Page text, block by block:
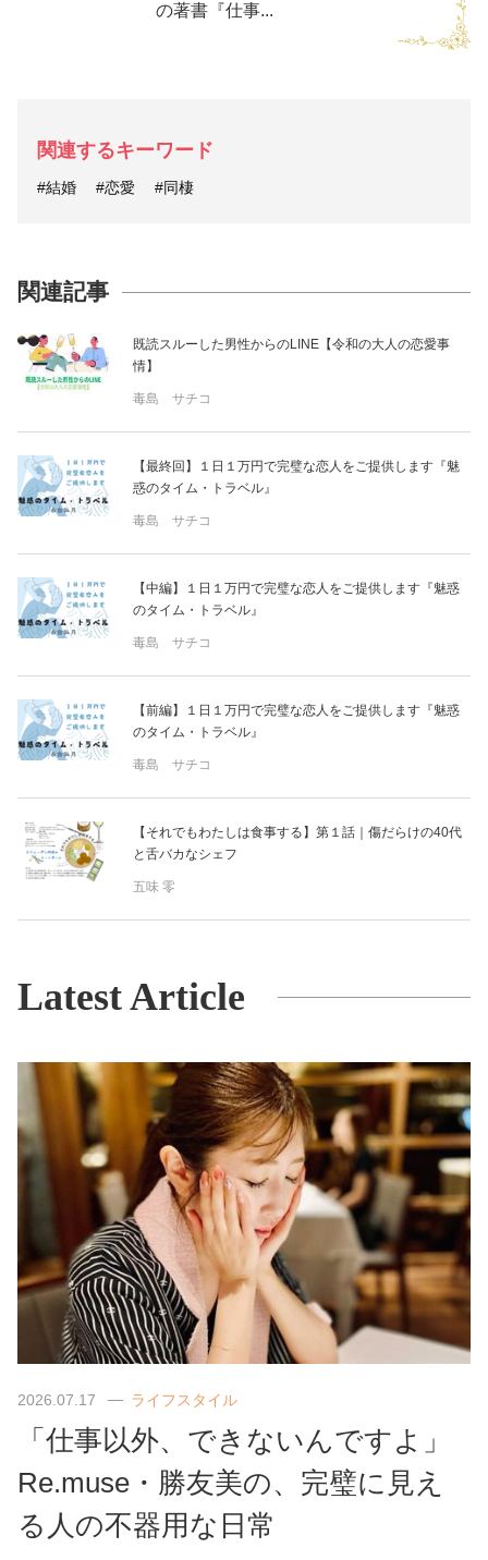
の著書『仕事...
関連するキーワード
#結婚 #恋愛 #同棲
関連記事
既読スルーした男性からのLINE【令和の大人の恋愛事
情】
毒島 サチコ
【最終回】１日１万円で完璧な恋人をご提供します『魅
惑のタイム・トラベル』
毒島 サチコ
【中編】１日１万円で完璧な恋人をご提供します『魅惑
のタイム・トラベル』
毒島 サチコ
【前編】１日１万円で完璧な恋人をご提供します『魅惑
のタイム・トラベル』
毒島 サチコ
【それでもわたしは食事する】第１話｜傷だらけの40代
と舌バカなシェフ
五味 零
Latest Article
2026.07.17 ライフスタイル
「仕事以外、できないんですよ」
Re.muse・勝友美の、完璧に見え
る人の不器用な日常